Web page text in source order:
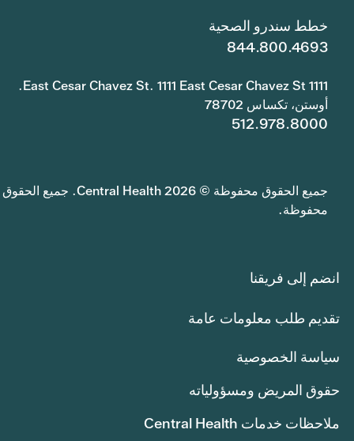
خطط سندرو الصحية
844.800.4693
1111 East Cesar Chavez St. 1111 East Cesar Chavez St.
أوستن، تكساس 78702
512.978.8000
جميع الحقوق محفوظة © 2026 Central Health. جميع الحقوق
محفوظة.
انضم إلى فريقنا
تقديم طلب معلومات عامة
سياسة الخصوصية
حقوق المريض ومسؤولياته
ملاحظات خدمات Central Health